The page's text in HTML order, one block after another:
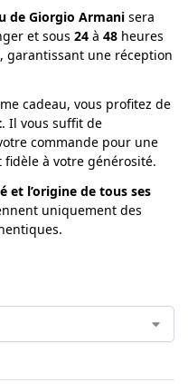
de Giorgio Armani sera
et sous 24 à 48 heures
garantissant une réception
cadeau, vous profitez de
. Il vous suffit de
commande pour une
à votre générosité.
et l’origine de tous ses
uniquement des